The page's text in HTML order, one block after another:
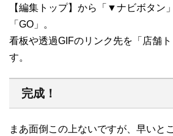
【編集トップ】から「▼ナビボタン
「GO」。
看板や透過GIFのリンク先を「店舗
す。
完成！
まあ面倒この上ないですが、早いと